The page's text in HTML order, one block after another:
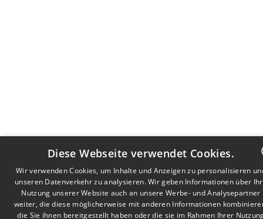
DUTCH
FRENCH
Diese Webseite verwendet Cookies.
Wir verwenden Cookies, um Inhalte und Anzeigen zu personalisieren
unseren Datenverkehr zu analysieren. Wir geben Informationen über
Nutzung unserer Website auch an unsere Werbe- und Analysepartner
weiter, die diese möglicherweise mit anderen Informationen
die Sie ihnen bereitgestellt haben oder die sie im Rahmen Ihrer